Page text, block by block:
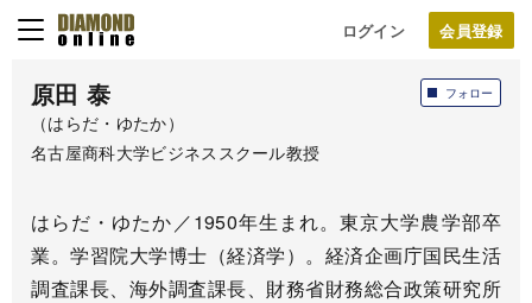
ログイン
フォロー
原田 泰
（はらだ・ゆたか）
名古屋商科大学ビジネススクール教授
はらだ・ゆたか／1950年生まれ。東京大学農学部卒
業。学習院大学博士（経済学）。経済企画庁国民生活
調査課長、海外調査課長、財務省財務総合政策研究所